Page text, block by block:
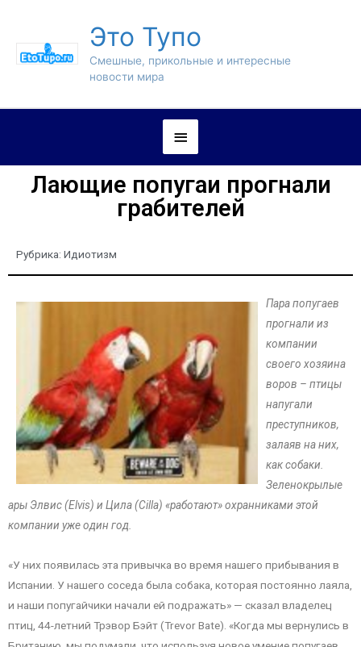
Это Тупо
Смешные, прикольные и интересные
новости мира
Лающие попугаи прогнали
грабителей
Рубрика: Идиотизм
Пара попугаев
прогнали из
компании
своего хозяина
воров – птицы
напугали
преступников,
залаяв на них,
как собаки.
Зеленокрылые
ары Элвис (Elvis) и Цила (Cilla) «работают» охранниками этой
компании уже один год.
«У них появилась эта привычка во время нашего прибывания в
Испании. У нашего соседа была собака, которая постоянно лаяла,
и наши попугайчики начали ей подражать» — сказал владелец
птиц, 44-летний Трэвор Бэйт (Trevor Bate). «Когда мы вернулись в